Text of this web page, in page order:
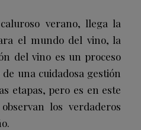
verano, llega la
el mundo del vino, la
del vino es un proceso
una cuidadosa gestión
etapas, pero es en este
los verdaderos